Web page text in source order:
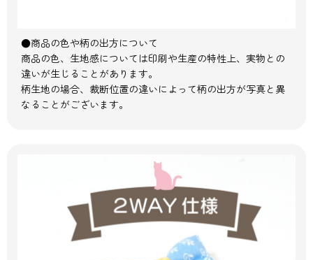
●商品の色や柄の出方について
商品の色、生地感については印刷や生産の特性上、実物との
違いが生じることがあります。
柄生地の場合、裁断位置の違いによって柄の出方が写真と異
なることがございます。